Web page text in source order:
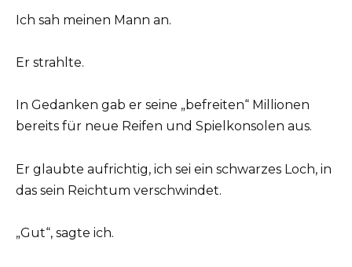
Ich sah meinen Mann an.
Er strahlte.
In Gedanken gab er seine „befreiten“ Millionen
bereits für neue Reifen und Spielkonsolen aus.
Er glaubte aufrichtig, ich sei ein schwarzes Loch, in
das sein Reichtum verschwindet.
„Gut“, sagte ich.